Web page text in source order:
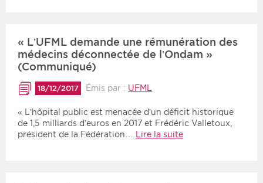
« L’UFML demande une rémunération des
médecins déconnectée de l’Ondam »
(Communiqué)
18/12/2017 Émis par : UFML
« L’hôpital public est menacée d’un déficit historique
de 1,5 milliards d’euros en 2017 et Frédéric Valletoux,
président de la Fédération…
Lire la suite